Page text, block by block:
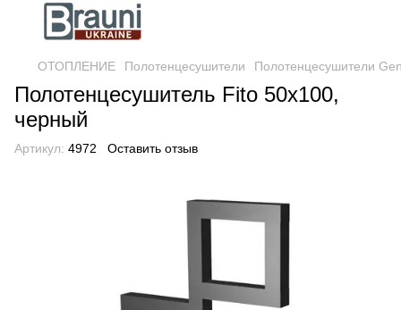
ОТОПЛЕНИЕ Полотенцесушители Полотенцесушители
Полотенцесушитель Fito 50х100,
черный
Артикул: 4972 Оставить отзыв